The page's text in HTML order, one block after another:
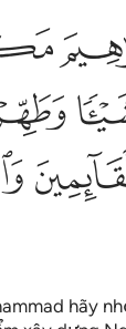
ان لا
ٱلْبَيْتِ
hãy